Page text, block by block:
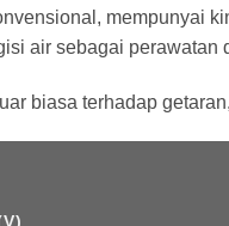
mempunyai
air sebagai perawatan
biasa terhadap